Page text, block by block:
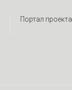
Портал проекта